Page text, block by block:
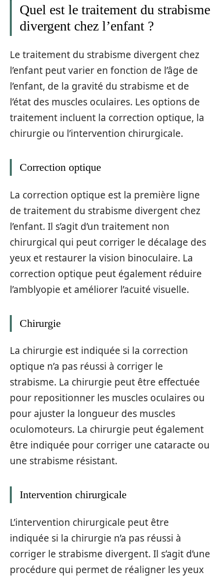
Quel est le traitement du strabisme
divergent chez l’enfant ?
Le traitement du strabisme divergent chez
l’enfant peut varier en fonction de l’âge de
l’enfant, de la gravité du strabisme et de
l’état des muscles oculaires. Les options de
traitement incluent la correction optique, la
chirurgie ou l’intervention chirurgicale.
Correction optique
La correction optique est la première ligne
de traitement du strabisme divergent chez
l’enfant. Il s’agit d’un traitement non
chirurgical qui peut corriger le décalage des
yeux et restaurer la vision binoculaire. La
correction optique peut également réduire
l’amblyopie et améliorer l’acuité visuelle.
Chirurgie
La chirurgie est indiquée si la correction
optique n’a pas réussi à corriger le
strabisme. La chirurgie peut être effectuée
pour repositionner les muscles oculaires ou
pour ajuster la longueur des muscles
oculomoteurs. La chirurgie peut également
être indiquée pour corriger une cataracte ou
une strabisme résistant.
Intervention chirurgicale
L’intervention chirurgicale peut être
indiquée si la chirurgie n’a pas réussi à
corriger le strabisme divergent. Il s’agit d’une
procédure qui permet de réaligner les yeux